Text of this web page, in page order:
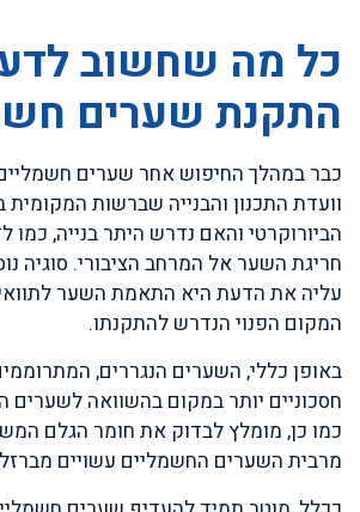
כל מה שחשוב
התקנת שערים
כבר במהלך החיפוש אחר שערים
וועדת התכנון והבנייה שברשות המקומית
הביורוקרטי והאם נדרש היתר בנייה,
חריגת השער אל המרחב הציבורי. סוגיה
עליה את הדעת היא התאמת השער
המקום הפנוי הנדרש להתקנתו.
באופן כללי, השערים הנגררים,
חסכוניים יותר במקום בהשוואה לשערים
כמו כן, מומלץ לבדוק את חומר הגלם
מרבית השערים החשמליים עשויים מברזל